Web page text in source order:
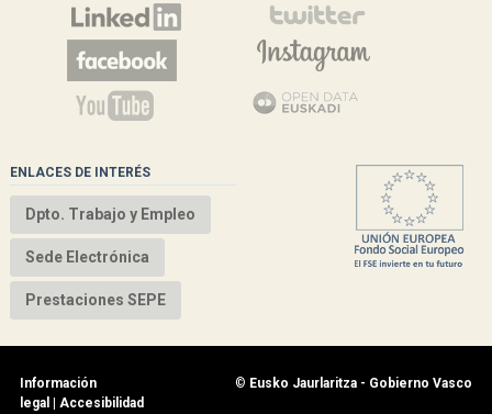
ENLACES DE INTERÉS
Dpto. Trabajo y Empleo
Sede Electrónica
Prestaciones SEPE
Información
legal | Accesibilidad
© Eusko Jaurlaritza - Gobierno Vasco